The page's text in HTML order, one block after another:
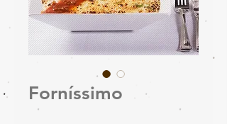
Forníssimo